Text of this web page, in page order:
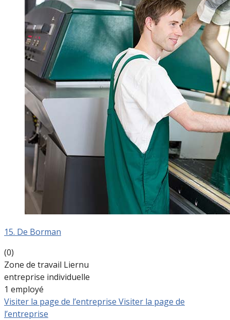
15. De Borman
(0)
Zone de travail Liernu
entreprise individuelle
1 employé
Visiter la page de l’entreprise Visiter la page de
l’entreprise